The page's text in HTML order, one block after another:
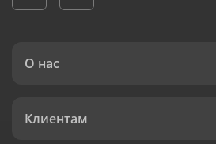
О нас
Клиентам